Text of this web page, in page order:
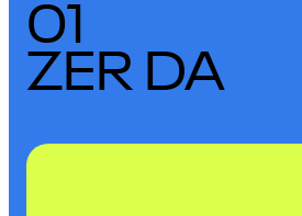
01
ZER DA